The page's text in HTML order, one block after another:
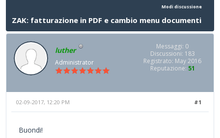
Modi discussione
ZAK: fatturazione in PDF e cambio menu documenti
luther
Administrator
Messaggi: 0
Discussioni: 183
Registrato: May 2016
Reputazione: 51
#1
02-09-2017, 12:20 PM
Buondi!